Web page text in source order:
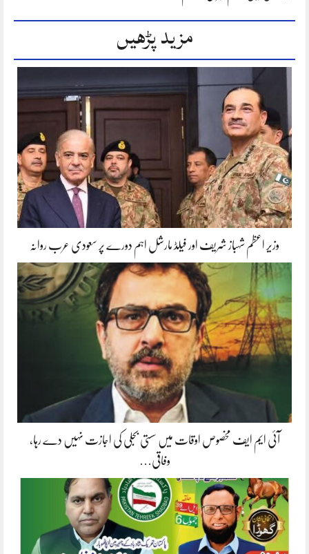
مزید پڑھیں
وزیر اعظم شہباز شریف اور فیلڈ مارشل اہم دورے پر سعودی عرب روانہ
آئی ایم ایف مخصوص اوقات میں سستی بجلی کی اجازت نہیں دے رہا،
وفاقی…